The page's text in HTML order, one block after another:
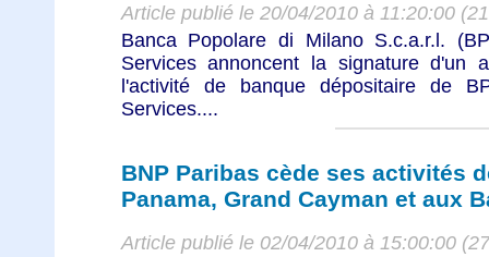
Article publié le 20/04/2010 à 11:20:00
Banca Popolare di Milano S.c.a.r.l.
Services annoncent la signature d'un
l'activité de banque dépositaire de
Services....
BNP Paribas cède ses activités
Panama, Grand Cayman et aux
Article publié le 02/04/2010 à 15:00:00